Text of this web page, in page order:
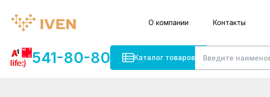
О компании Контакты
541-80-80 Каталог товаров